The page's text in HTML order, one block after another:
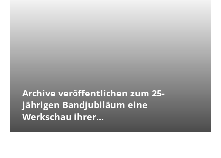
Archive veröffentlichen zum 25-
jährigen Bandjubiläum eine
Werkschau ihrer...